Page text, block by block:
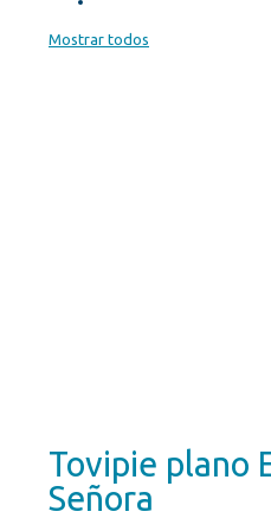
Mostrar todos
Tovipie plano
Señora